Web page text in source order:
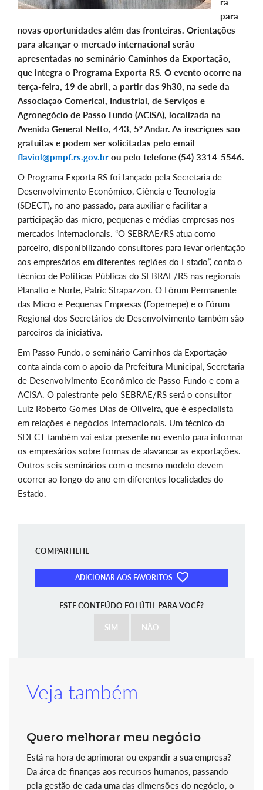
para
novas oportunidades além das fronteiras. Orientações
para alcançar o mercado internacional serão
apresentadas no seminário Caminhos da Exportação,
que integra o Programa Exporta RS. O evento ocorre na
terça-feira, 19 de abril, a partir das 9h30, na sede da
Associação Comerical, Industrial, de Serviços e
Agronegócio de Passo Fundo (ACISA), localizada na
Avenida General Netto, 443, 5º Andar. As inscrições são
gratuitas e podem ser solicitadas pelo email
flaviol@pmpf.rs.gov.br ou pelo telefone (54) 3314-5546.
O Programa Exporta RS foi lançado pela Secretaria de
Desenvolvimento Econômico, Ciência e Tecnologia
(SDECT), no ano passado, para auxiliar e facilitar a
participação das micro, pequenas e médias empresas nos
mercados internacionais. “O SEBRAE/RS atua como
parceiro, disponibilizando consultores para levar orientação
aos empresários em diferentes regiões do Estado”, conta o
técnico de Políticas Públicas do SEBRAE/RS nas regionais
Planalto e Norte, Patric Strapazzon. O Fórum Permanente
das Micro e Pequenas Empresas (Fopemepe) e o Fórum
Regional dos Secretários de Desenvolvimento também são
parceiros da iniciativa.
Em Passo Fundo, o seminário Caminhos da Exportação
conta ainda com o apoio da Prefeitura Municipal, Secretaria
de Desenvolvimento Econômico de Passo Fundo e com a
ACISA. O palestrante pelo SEBRAE/RS será o consultor
Luiz Roberto Gomes Dias de Oliveira, que é especialista
em relações e negócios internacionais. Um técnico da
SDECT também vai estar presente no evento para informar
os empresários sobre formas de alavancar as exportações.
Outros seis seminários com o mesmo modelo devem
ocorrer ao longo do ano em diferentes localidades do
Estado.
COMPARTILHE
ADICIONAR AOS FAVORITOS
ESTE CONTEÚDO FOI ÚTIL PARA VOCÊ?
SIM NÃO
Veja também
Quero melhorar meu negócio
Está na hora de aprimorar ou expandir a sua empresa?
Da área de finanças aos recursos humanos, passando
pela gestão de cada uma das dimensões do negócio, o